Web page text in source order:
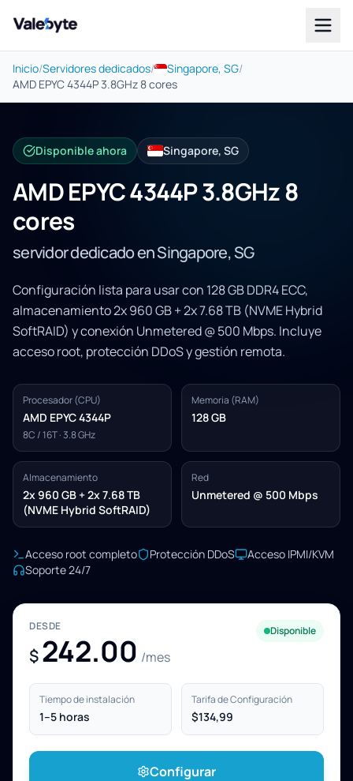
Valebyte
Inicio/Servidores dedicados/ Singapore, SG/
AMD EPYC 4344P 3.8GHz 8 cores
Disponible ahora Singapore, SG
AMD EPYC 4344P 3.8GHz 8
cores
servidor dedicado en Singapore, SG
Configuración lista para usar con 128 GB DDR4 ECC,
almacenamiento 2x 960 GB + 2x 7.68 TB (NVME Hybrid
SoftRAID) y conexión Unmetered @ 500 Mbps. Incluye
acceso root, protección DDoS y gestión remota.
Procesador (CPU)
AMD EPYC 4344P
8C / 16T · 3.8 GHz
Memoria (RAM)
128 GB
Almacenamiento
2x 960 GB + 2x 7.68 TB
(NVME Hybrid SoftRAID)
Red
Unmetered @ 500 Mbps
Acceso root completo Protección DDoS
Acceso IPMI/KVM
Soporte 24/7
DESDE
$242.00 /mes
Disponible
Tiempo de instalación
1–5 horas
Tarifa de Configuración
$134,99
Configurar